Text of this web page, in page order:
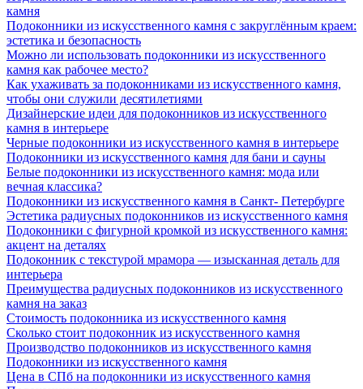
камня
Подоконники из искусственного камня с закруглённым краем:
эстетика и безопасность
Можно ли использовать подоконники из искусственного
камня как рабочее место?
Как ухаживать за подоконниками из искусственного камня,
чтобы они служили десятилетиями
Дизайнерские идеи для подоконников из искусственного
камня в интерьере
Черные подоконники из искусственного камня в интерьере
Подоконники из искусственного камня для бани и сауны
Белые подоконники из искусственного камня: мода или
вечная классика?
Подоконники из искусственного камня в Санкт- Петербурге
Эстетика радиусных подоконников из искусственного камня
Подоконники с фигурной кромкой из искусственного камня:
акцент на деталях
Подоконник с текстурой мрамора — изысканная деталь для
интерьера
Преимущества радиусных подоконников из искусственного
камня на заказ
Стоимость подоконника из искусственного камня
Сколько стоит подоконник из искусственного камня
Производство подоконников из искусственного камня
Подоконники из искусственного камня
Цена в СПб на подоконники из искусственного камня